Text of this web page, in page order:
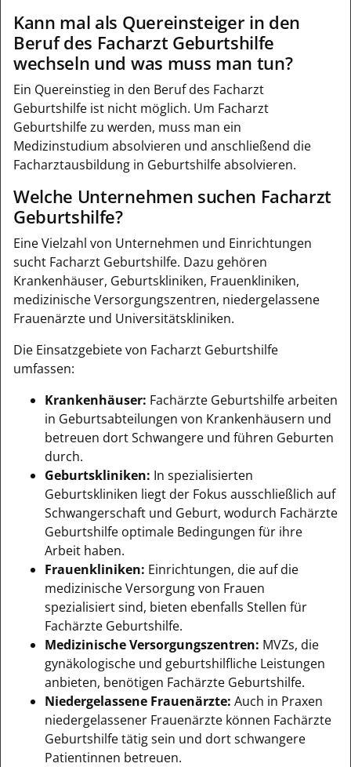
Kann mal als Quereinsteiger in den
Beruf des Facharzt Geburtshilfe
wechseln und was muss man tun?
Ein Quereinstieg in den Beruf des Facharzt
Geburtshilfe ist nicht möglich. Um Facharzt
Geburtshilfe zu werden, muss man ein
Medizinstudium absolvieren und anschließend die
Facharztausbildung in Geburtshilfe absolvieren.
Welche Unternehmen suchen Facharzt
Geburtshilfe?
Eine Vielzahl von Unternehmen und Einrichtungen
sucht Facharzt Geburtshilfe. Dazu gehören
Krankenhäuser, Geburtskliniken, Frauenkliniken,
medizinische Versorgungszentren, niedergelassene
Frauenärzte und Universitätskliniken.
Die Einsatzgebiete von Facharzt Geburtshilfe
umfassen:
Krankenhäuser: Fachärzte Geburtshilfe arbeiten
in Geburtsabteilungen von Krankenhäusern und
betreuen dort Schwangere und führen Geburten
durch.
Geburtskliniken: In spezialisierten
Geburtskliniken liegt der Fokus ausschließlich auf
Schwangerschaft und Geburt, wodurch Fachärzte
Geburtshilfe optimale Bedingungen für ihre
Arbeit haben.
Frauenkliniken: Einrichtungen, die auf die
medizinische Versorgung von Frauen
spezialisiert sind, bieten ebenfalls Stellen für
Fachärzte Geburtshilfe.
Medizinische Versorgungszentren: MVZs, die
gynäkologische und geburtshilfliche Leistungen
anbieten, benötigen Fachärzte Geburtshilfe.
Niedergelassene Frauenärzte: Auch in Praxen
niedergelassener Frauenärzte können Fachärzte
Geburtshilfe tätig sein und dort schwangere
Patientinnen betreuen.